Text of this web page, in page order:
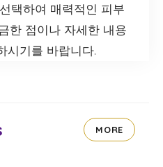
택하여 매력적인 피부
한 점이나 자세한 내용
시기를 바랍니다.
MORE